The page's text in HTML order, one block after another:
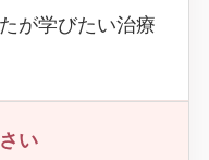
が学びたい治療
い